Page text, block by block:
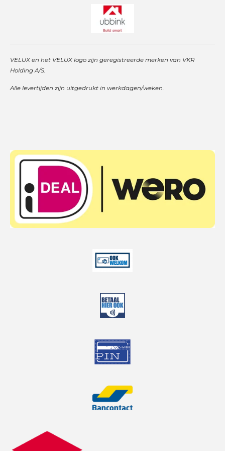
VELUX en het VELUX logo zijn geregistreerde merken van VKR
Holding A/S.
Alle levertijden zijn uitgedrukt in werkdagen/weken.